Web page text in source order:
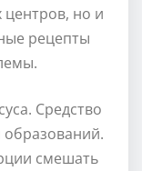
центров, но и
рецепты
Средство
образований.
смешать